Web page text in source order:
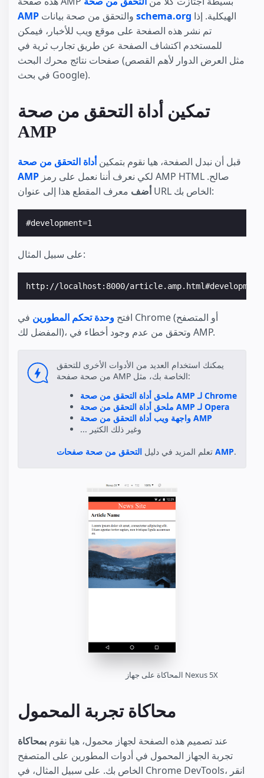
AMP
schema.org
تم نشر هذه الصفحة على موقع ويب للأخبار، فيمكن
للمستخدم اكتشاف الصفحة عن طريق تجارب ثرية في
صفحات نتائج محرك البحث (مثل العرض الدوار لأهم القصص
في بحث Google).
تمكين أداة التحقق من صحة
AMP
قبل أن نبدل الصفحة، هيا نقوم بتمكينأداة التحقق من صحة
AMP
لكي نعرف أننا نعمل على رمز AMP HTML صالح.
أضف
معرف المقطع هذا إلى عنوان URL الخاص بك:
على سبيل المثال:
افتح وحدة تحكم المطورين في Chrome (أو المتصفح
المفضل لك)، وتحقق من عدم وجود أخطاء في AMP.
يمكنك استخدام العديد من الأدوات الأخرى للتحقق
من صحة صفحة AMP الخاصة بك، مثل:
ملحق أداة التحقق من صحة AMP لـ Chrome
ملحق أداة التحقق من صحة AMP لـ Opera
واجهة ويب أداة التحقق من صحة AMP
... وغير ذلك الكثير
تعلم المزيد في دليل التحقق من صحة صفحات AMP.
المحاكاة على جهاز Nexus 5X
محاكاة تجربة المحمول
عند تصميم هذه الصفحة لجهاز محمول، هيا نقوم بمحاكاة
تجربة الجهاز المحمول في أدوات المطورين على المتصفح
الخاص بك. على سبيل المثال، في Chrome DevTools، انقر